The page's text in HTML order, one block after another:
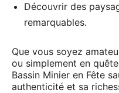
Découvrir des
remarquables.
Que vous soyez
ou simplement en
Bassin Minier en Fête
authenticité et sa